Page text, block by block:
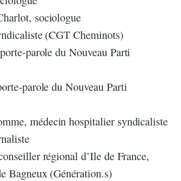
sociologue
(CGT Cheminots)
parole du Nouveau Parti
parole du Nouveau Parti
médecin hospitalier syndicaliste
régional d’Ile de France,
Bagneux (Génération.s)